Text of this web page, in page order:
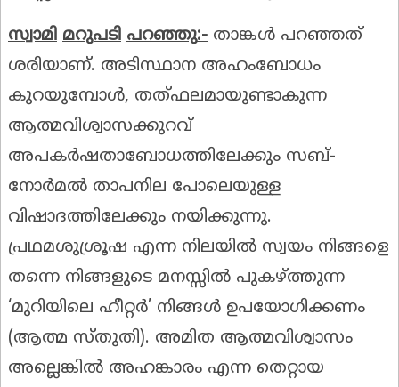
സ്വാമി മറുപടി പറഞ്ഞു:- താങ്കൾ പറഞ്ഞത്
ശരിയാണ്. അടിസ്ഥാന അഹംബോധം
കുറയുമ്പോൾ, തത്ഫലമായുണ്ടാകുന്ന
ആത്മവിശ്വാസക്കുറവ്
അപകർഷതാബോധത്തിലേക്കും സബ്-
നോർമൽ താപനില പോലെയുള്ള
വിഷാദത്തിലേക്കും നയിക്കുന്നു.
പ്രഥമശുശ്രൂഷ എന്ന നിലയിൽ സ്വയം നിങ്ങളെ
തന്നെ നിങ്ങളുടെ മനസ്സിൽ പുകഴ്ത്തുന്ന
‘മുറിയിലെ ഹീറ്റർ’ നിങ്ങൾ ഉപയോഗിക്കണം
(ആത്മ സ്തുതി). അമിത ആത്മവിശ്വാസം
അല്ലെങ്കിൽ അഹങ്കാരം എന്ന തെറ്റായ